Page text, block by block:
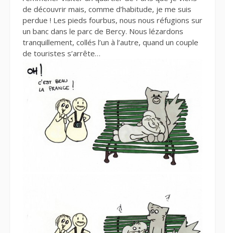
de découvrir mais, comme d’habitude, je me suis
perdue ! Les pieds fourbus, nous nous réfugions sur
un banc dans le parc de Bercy. Nous lézardons
tranquillement, collés l’un à l’autre, quand un couple
de touristes s’arrête…